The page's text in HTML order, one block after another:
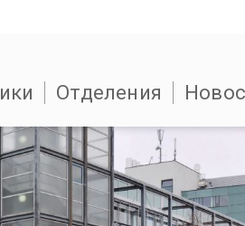
Отделения